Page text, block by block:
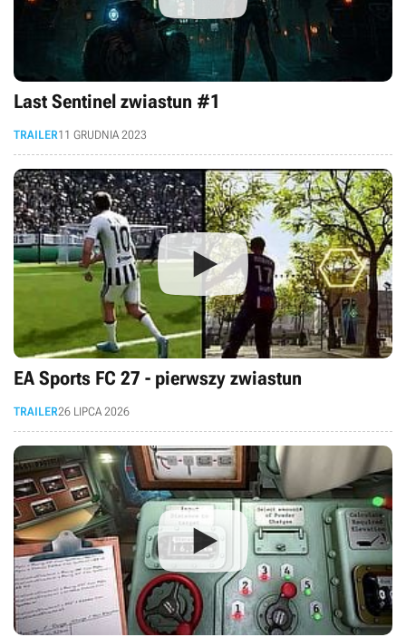
Last Sentinel zwiastun #1
TRAILER11 GRUDNIA 2023
EA Sports FC 27 - pierwszy zwiastun
TRAILER26 LIPCA 2026